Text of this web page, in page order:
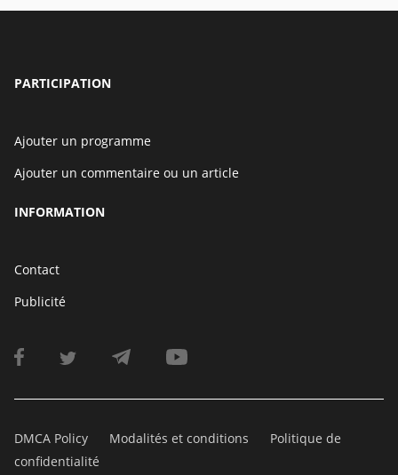
PARTICIPATION
Ajouter un programme
Ajouter un commentaire ou un article
INFORMATION
Contact
Publicité
DMCA Policy Modalités et conditions
Politique de
confidentialité